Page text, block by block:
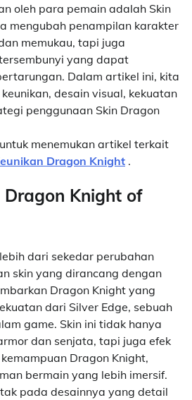
oleh para pemain adalah Skin
mengubah penampilan karakter
memukau, tapi juga
yang dapat
Dalam artikel ini, kita
desain visual, kekuatan
penggunaan Skin Dragon
menemukan artikel terkait
Dragon Knight .
Dragon Knight of
dari sekedar perubahan
skin yang dirancang dengan
Dragon Knight yang
dari Silver Edge, sebuah
game. Skin ini tidak hanya
dan senjata, tapi juga efek
Dragon Knight,
bermain yang lebih imersif.
pada desainnya yang detail